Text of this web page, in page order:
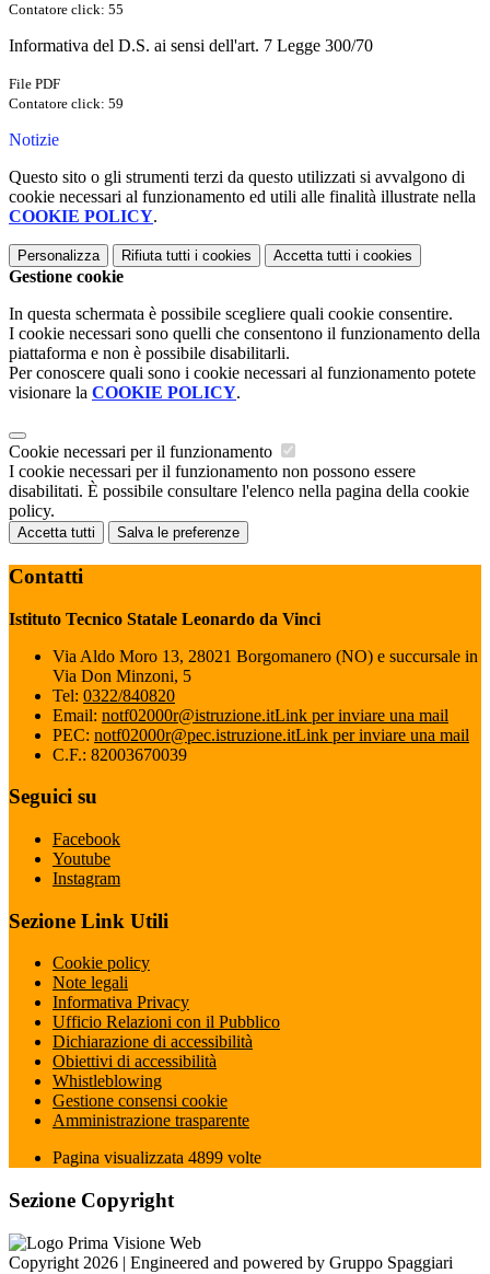
Contatore click: 55
Informativa del D.S. ai sensi dell'art. 7 Legge 300/70
File PDF
Contatore click: 59
Notizie
Questo sito o gli strumenti terzi da questo utilizzati si avvalgono di
cookie necessari al funzionamento ed utili alle finalità illustrate nella
COOKIE POLICY.
Personalizza Rifiuta tutti i cookies Accetta tutti i cookies
Gestione cookie
In questa schermata è possibile scegliere quali cookie consentire.
I cookie necessari sono quelli che consentono il funzionamento della
piattaforma e non è possibile disabilitarli.
Per conoscere quali sono i cookie necessari al funzionamento potete
visionare la COOKIE POLICY.
Cookie necessari per il funzionamento
I cookie necessari per il funzionamento non possono essere
disabilitati. È possibile consultare l'elenco nella pagina della cookie
policy.
Accetta tutti Salva le preferenze
Contatti
Istituto Tecnico Statale Leonardo da Vinci
Via Aldo Moro 13, 28021 Borgomanero (NO) e succursale in
Via Don Minzoni, 5
Tel: 0322/840820
Email: notf02000r@istruzione.itLink per inviare una mail
PEC: notf02000r@pec.istruzione.itLink per inviare una mail
C.F.: 82003670039
Seguici su
Facebook
Youtube
Instagram
Sezione Link Utili
Cookie policy
Note legali
Informativa Privacy
Ufficio Relazioni con il Pubblico
Dichiarazione di accessibilità
Obiettivi di accessibilità
Whistleblowing
Gestione consensi cookie
Amministrazione trasparente
Pagina visualizzata 4899 volte
Sezione Copyright
Copyright 2026 | Engineered and powered by Gruppo Spaggiari